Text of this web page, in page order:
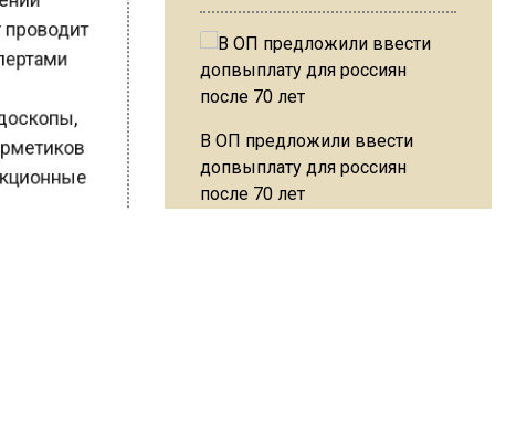
проводит
В ОП предложили ввести
допвыплату для россиян
после 70 лет